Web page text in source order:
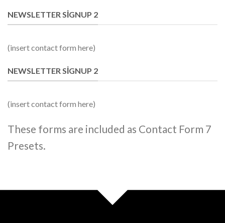
NEWSLETTER SIGNUP 2
(insert contact form here)
NEWSLETTER SIGNUP 2
(insert contact form here)
These forms are included as Contact Form 7
Presets.